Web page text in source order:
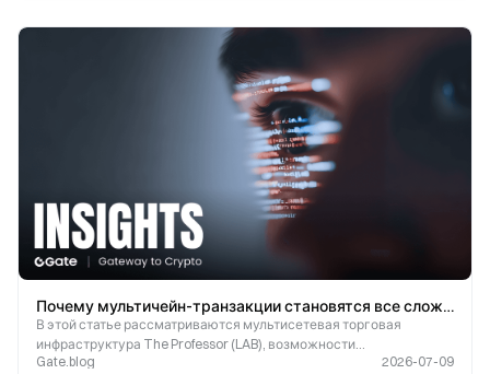
Почему мультичейн-транзакции становятся все сложнее? Как The Professor (LAB) решает проблему фрагментации ликви
В этой статье рассматриваются мультисетевая торговая
инфраструктура The Professor (LAB), возможности
кроссплатформенного исполнения и рыночные данные.
Gate.blog 2026-07-09